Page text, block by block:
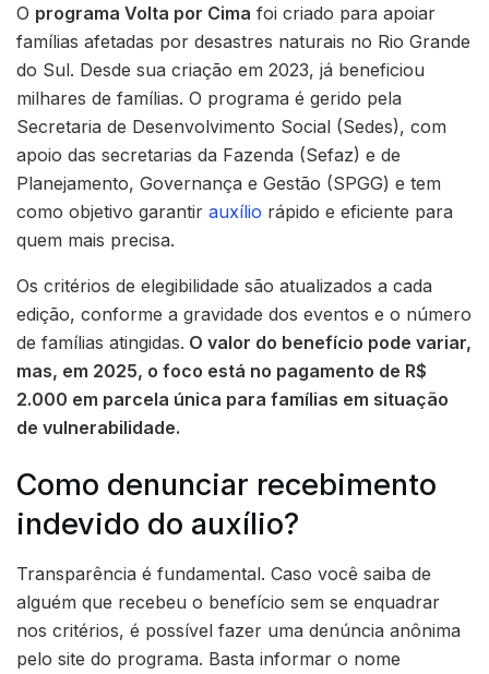
O programa Volta por Cima foi criado para apoiar
famílias afetadas por desastres naturais no Rio Grande
do Sul. Desde sua criação em 2023, já beneficiou
milhares de famílias. O programa é gerido pela
Secretaria de Desenvolvimento Social (Sedes), com
apoio das secretarias da Fazenda (Sefaz) e de
Planejamento, Governança e Gestão (SPGG) e tem
como objetivo garantir auxílio rápido e eficiente para
quem mais precisa.
Os critérios de elegibilidade são atualizados a cada
edição, conforme a gravidade dos eventos e o número
de famílias atingidas. O valor do benefício pode variar,
mas, em 2025, o foco está no pagamento de R$
2.000 em parcela única para famílias em situação
de vulnerabilidade.
Como denunciar recebimento
indevido do auxílio?
Transparência é fundamental. Caso você saiba de
alguém que recebeu o benefício sem se enquadrar
nos critérios, é possível fazer uma denúncia anônima
pelo site do programa. Basta informar o nome